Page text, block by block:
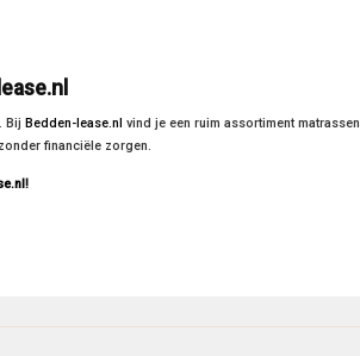
Bij Bedden-lease.nl vind je een ruim assortiment
financiële zorgen.
!